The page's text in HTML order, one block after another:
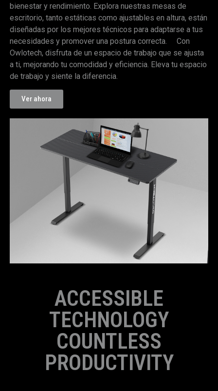
bienestar y rendimiento. Explora nuestras mesas de
escritorio, tanto estáticas como ajustables en altura, están
diseñadas por los mejores técnicos para adaptarse a tus
necesidades y promover una postura correcta. Con
Owlotech, disfruta de un espacio de trabajo que se ajusta
a ti, mejorando tu comodidad y eficiencia. Eleva tu espacio
de trabajo y siente la diferencia.
Ver ahora
ACCESSIBLE
TECHNOLOGY
COUNTLESS
PRODUCTIVITY